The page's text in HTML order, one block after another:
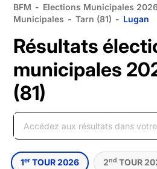
BFM - Elections Municipales
Municipales - Tarn (81) - Lugan
Résultats
municipales
(81)
1er TOUR 2026 2nd TOUR